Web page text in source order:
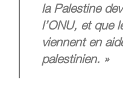
la Palestine
l’ONU, et que
viennent en
palestinien. »